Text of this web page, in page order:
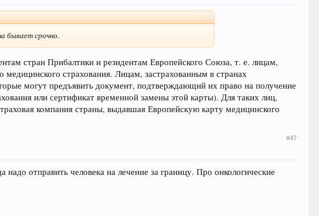
бывает срочно.
стран Прибалтики и резидентам Европейского Союза, т. е. лицам,
страхования. Лицам, застрахованным в странах
могут предъявить документ, подтверждающий их право на получение
или сертификат временной замены этой карты). Для таких лиц,
компания страны, выдавшая Европейскую карту медицинского
#47
отправить человека на лечение за границу. Про онкологические